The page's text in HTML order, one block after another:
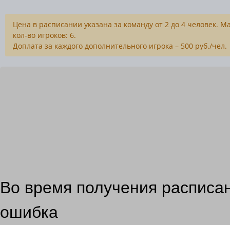
Цена в расписании указана за команду от 2 до 4 человек.
кол-во игроков: 6.
Доплата за каждого дополнительного игрока – 500 руб./чел.
Во время получения
ошибка